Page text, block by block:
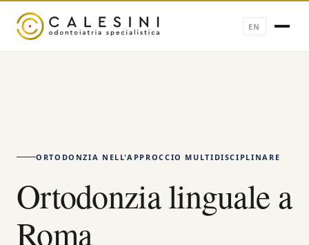
EN
ORTODONZIA NELL'APPROCCIO MULTIDISCIPLINARE
Ortodonzia linguale a
Roma